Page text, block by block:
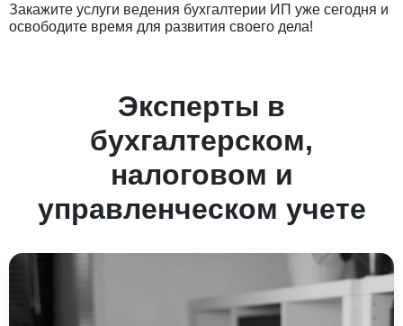
Закажите услуги ведения бухгалтерии ИП уже сегодня и
освободите время для развития своего дела!
Эксперты в
бухгалтерском,
налоговом и
управленческом учете